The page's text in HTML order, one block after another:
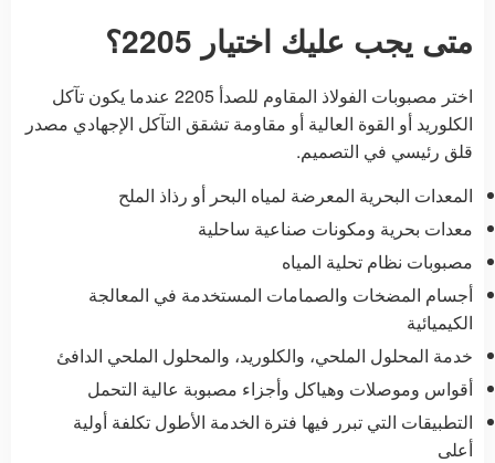
متى يجب عليك اختيار 2205؟
اختر مصبوبات الفولاذ المقاوم للصدأ 2205 عندما يكون تآكل
الكلوريد أو القوة العالية أو مقاومة تشقق التآكل الإجهادي مصدر
قلق رئيسي في التصميم.
المعدات البحرية المعرضة لمياه البحر أو رذاذ الملح
معدات بحرية ومكونات صناعية ساحلية
مصبوبات نظام تحلية المياه
أجسام المضخات والصمامات المستخدمة في المعالجة
الكيميائية
خدمة المحلول الملحي، والكلوريد، والمحلول الملحي الدافئ
أقواس وموصلات وهياكل وأجزاء مصبوبة عالية التحمل
التطبيقات التي تبرر فيها فترة الخدمة الأطول تكلفة أولية
أعلى